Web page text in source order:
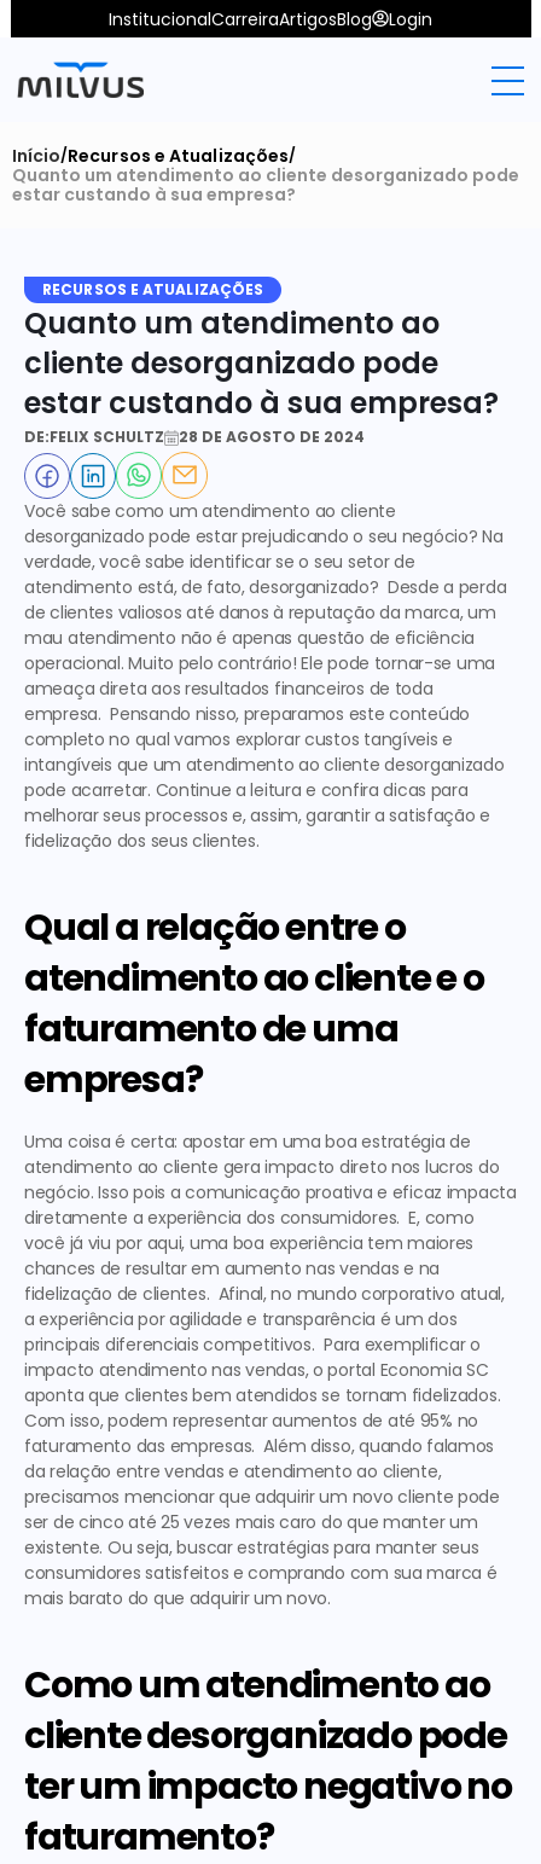
InstitucionalCarreiraArtigosBlog Login
Início/Recursos e Atualizações/
Quanto um atendimento ao cliente desorganizado pode
estar custando à sua empresa?
RECURSOS E ATUALIZAÇÕES
Quanto um atendimento ao
cliente desorganizado pode
estar custando à sua empresa?
DE:FELIX SCHULTZ 28 DE AGOSTO DE 2024
Você sabe como um atendimento ao cliente
desorganizado pode estar prejudicando o seu negócio? Na
verdade, você sabe identificar se o seu setor de
atendimento está, de fato, desorganizado?  Desde a perda
mau atendimento não é apenas questão de eficiência
operacional. Muito pelo contrário! Ele pode tornar-se uma
ameaça direta aos resultados financeiros de toda
empresa.  Pensando nisso, preparamos este conteúdo
completo no qual vamos explorar custos tangíveis e
intangíveis que um atendimento ao cliente desorganizado
pode acarretar. Continue a leitura e confira dicas para
melhorar seus processos e, assim, garantir a satisfação e
fidelização dos seus clientes.
Qual a relação entre o
atendimento ao cliente e o
faturamento de uma
empresa?
Uma coisa é certa: apostar em uma boa estratégia de
atendimento ao cliente gera impacto direto nos lucros do
negócio. Isso pois a comunicação proativa e eficaz impacta
diretamente a experiência dos consumidores.  E, como
você já viu por aqui, uma boa experiência tem maiores
chances de resultar em aumento nas vendas e na
fidelização de clientes.  Afinal, no mundo corporativo atual,
a experiência por agilidade e transparência é um dos
impacto atendimento nas vendas, o portal Economia SC
aponta que clientes bem atendidos se tornam fidelizados.
Com isso, podem representar aumentos de até 95% no
faturamento das empresas.  Além disso, quando falamos
da
relação entre vendas e atendimento ao cliente,
precisamos mencionar que adquirir um novo cliente pode
ser de cinco até 25 vezes mais caro do que manter um
existente. Ou seja, buscar estratégias para manter seus
consumidores satisfeitos e comprando com sua marca é
mais barato do que adquirir um novo.
Como um atendimento ao
cliente desorganizado pode
ter um impacto negativo no
faturamento?